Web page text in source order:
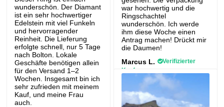
war hochwertig und die
Ringschachtel
wunderschön. Ich werde
ihm diese Woche einen
Antrag machen! Drückt mir
die Daumen!
Marcus L.
Verifizierter
Kauf
Le Luxe Ring™ (1,0
Karat)
wunderschön. Der Diamant
ist ein sehr hochwertiger
Edelstein mit viel Funkeln
und hervorragender
Reinheit. Die Lieferung
erfolgte schnell, nur 5 Tage
nach Bolton. Lokale
Geschäfte benötigen allein
für den Versand 1–2
Wochen. Insgesamt bin ich
sehr zufrieden mit meinem
Kauf, und meine Frau
auch.